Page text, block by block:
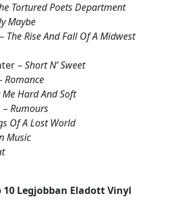
Tortured Poets Department
Maybe
The Rise And Fall Of A Midwest
–Short N’ Sweet
Romance
Hard And Soft
–Rumours
Of A Lost World
Music
10 Legjobban Eladott Vinyl